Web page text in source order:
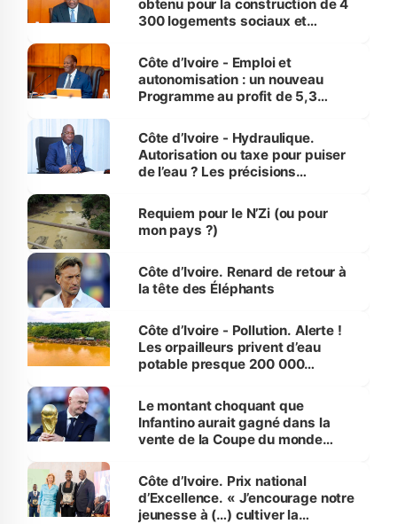
obtenu pour la construction de 4
300 logements sociaux et
et Yamoussoukro
Côte d’Ivoire - Emploi et
autonomisation : un nouveau
Programme au profit de 5,3
Côte d’Ivoire - Hydraulique.
Autorisation ou taxe pour puiser
de l’eau ? Les précisions
Requiem pour le N’Zi (ou pour
mon pays ?)
Côte d’Ivoire. Renard de retour à
la tête des Éléphants
Côte d’Ivoire - Pollution. Alerte !
Les orpailleurs privent d’eau
potable presque 200 000
Le montant choquant que
Infantino aurait gagné dans la
vente de la Coupe du monde
Côte d’Ivoire. Prix national
d’Excellence. « J’encourage notre
jeunesse à (…) cultiver la